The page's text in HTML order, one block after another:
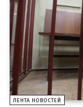
ЛЕНТА НОВОСТЕЙ